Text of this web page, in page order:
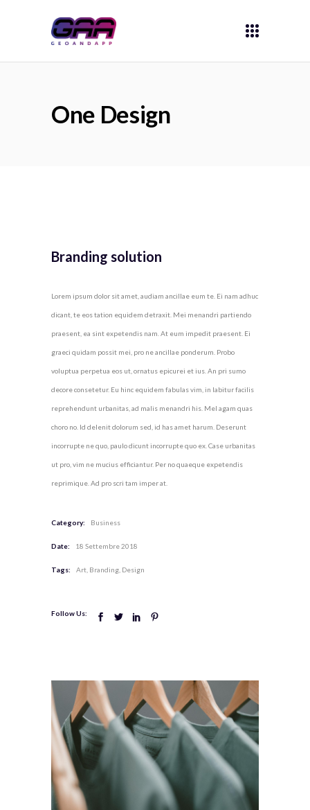
One Design
Branding solution
Lorem ipsum dolor sit amet, audiam ancillae eum te. Ei nam adhuc
dicant, te eos tation equidem detraxit. Mei menandri partiendo
praesent, ea sint expetendis nam. At eum impedit praesent. Ei
graeci quidam possit mei, pro ne ancillae ponderum. Probo
voluptua perpetua eos ut, ornatus epicurei et ius. An pri sumo
decore consetetur. Eu hinc equidem fabulas vim, in labitur facilis
reprehendunt urbanitas, ad malis menandri his. Mel agam quas
choro no. Id delenit dolorum sed, id has amet harum. Deserunt
incorrupte ne quo, paulo dicunt incorrupte quo ex. Case urbanitas
ut pro, vim ne mucius efficiantur. Per no quaeque expetendis
reprimique. Ad pro scri tam imper at.
Category: Business
Date: 18 Settembre 2018
Tags: Art Branding Design
Follow Us: